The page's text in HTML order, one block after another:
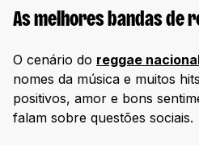
As melhores bandas de
O cenário do reggae
nomes da música e muitos
positivos, amor e bons
falam sobre questões sociais.